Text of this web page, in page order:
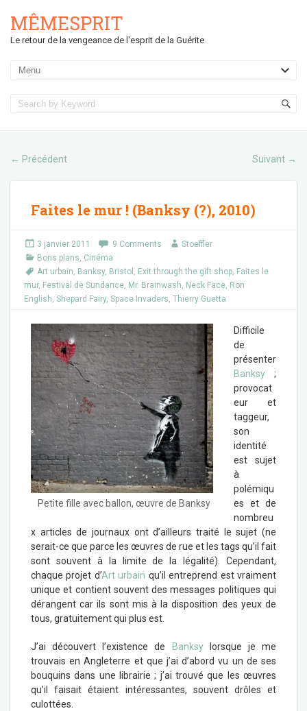
MÊMESPRIT
Le retour de la vengeance de l'esprit de la Guérite
← Précédent Suivant →
Faites le mur ! (Banksy (?), 2010)
3 janvier 2011 9 Comments
Stoeffler
Bons plans, Cinéma
Art urbain, Banksy, Bristol , Exit through the gift shop, Faites le
mur, Festival de Sundance, Mr. Brainwash, Neck Face, Ron
English, Shepard Fairy, Space Invaders, Thierry Guetta
Petite fille avec ballon, œuvre de Banksy
Difficile
de
présenter
Banksy ;
provocat
eur et
taggeur,
son
identité
est sujet
à
polémiqu
es et de
nombreu
x articles de journaux ont d’ailleurs traité le sujet (ne
serait-ce que parce les œuvres de rue et les tags qu’il fait
sont souvent à la limite de la légalité). Cependant,
chaque projet d’Art urbain qu’il entreprend est vraiment
unique et contient souvent des messages politiques qui
dérangent car ils sont mis à la disposition des yeux de
tous, gratuitement qui plus est.
J’ai découvert l’existence de Banksylorsque je me
trouvais en Angleterre et que j’ai d’abord vu un de ses
bouquins dans une librairie ; j’ai trouvé que les œuvres
qu’il faisait étaient intéressantes, souvent drôles et
culottées.